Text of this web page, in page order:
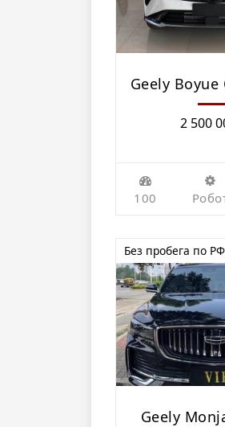
Geely Boyue
2 500
100
Без пробега по РФ
Geely